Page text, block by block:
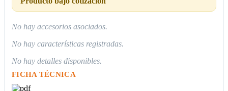
No hay accesorios asociados.
No hay características registradas.
No hay detalles disponibles.
FICHA TÉCNICA